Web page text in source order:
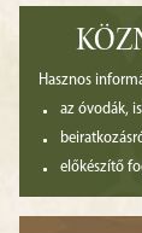
Hasznos
az óvodák,
előkészítő